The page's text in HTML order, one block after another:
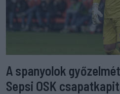
A spanyolok
Sepsi OSK